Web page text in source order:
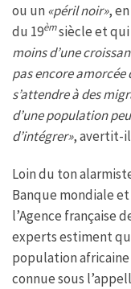
ou un«péril noir»,
du 19èmsiècle et qui
moins d’une
pas encore
s’attendre à des
d’une population
d’intégrer», avertit-
Loin du ton
Banque mondiale
l’Agence française
experts estiment
population
connue sous